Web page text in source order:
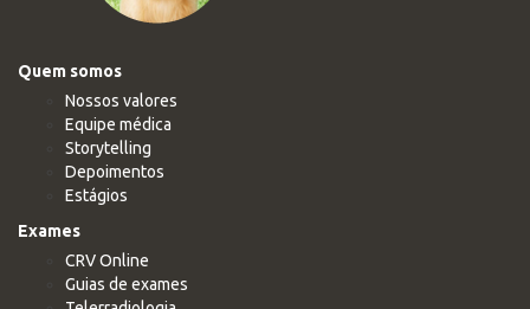
Quem somos
Nossos valores
Equipe médica
Storytelling
Depoimentos
Estágios
Exames
CRV Online
Guias de exames